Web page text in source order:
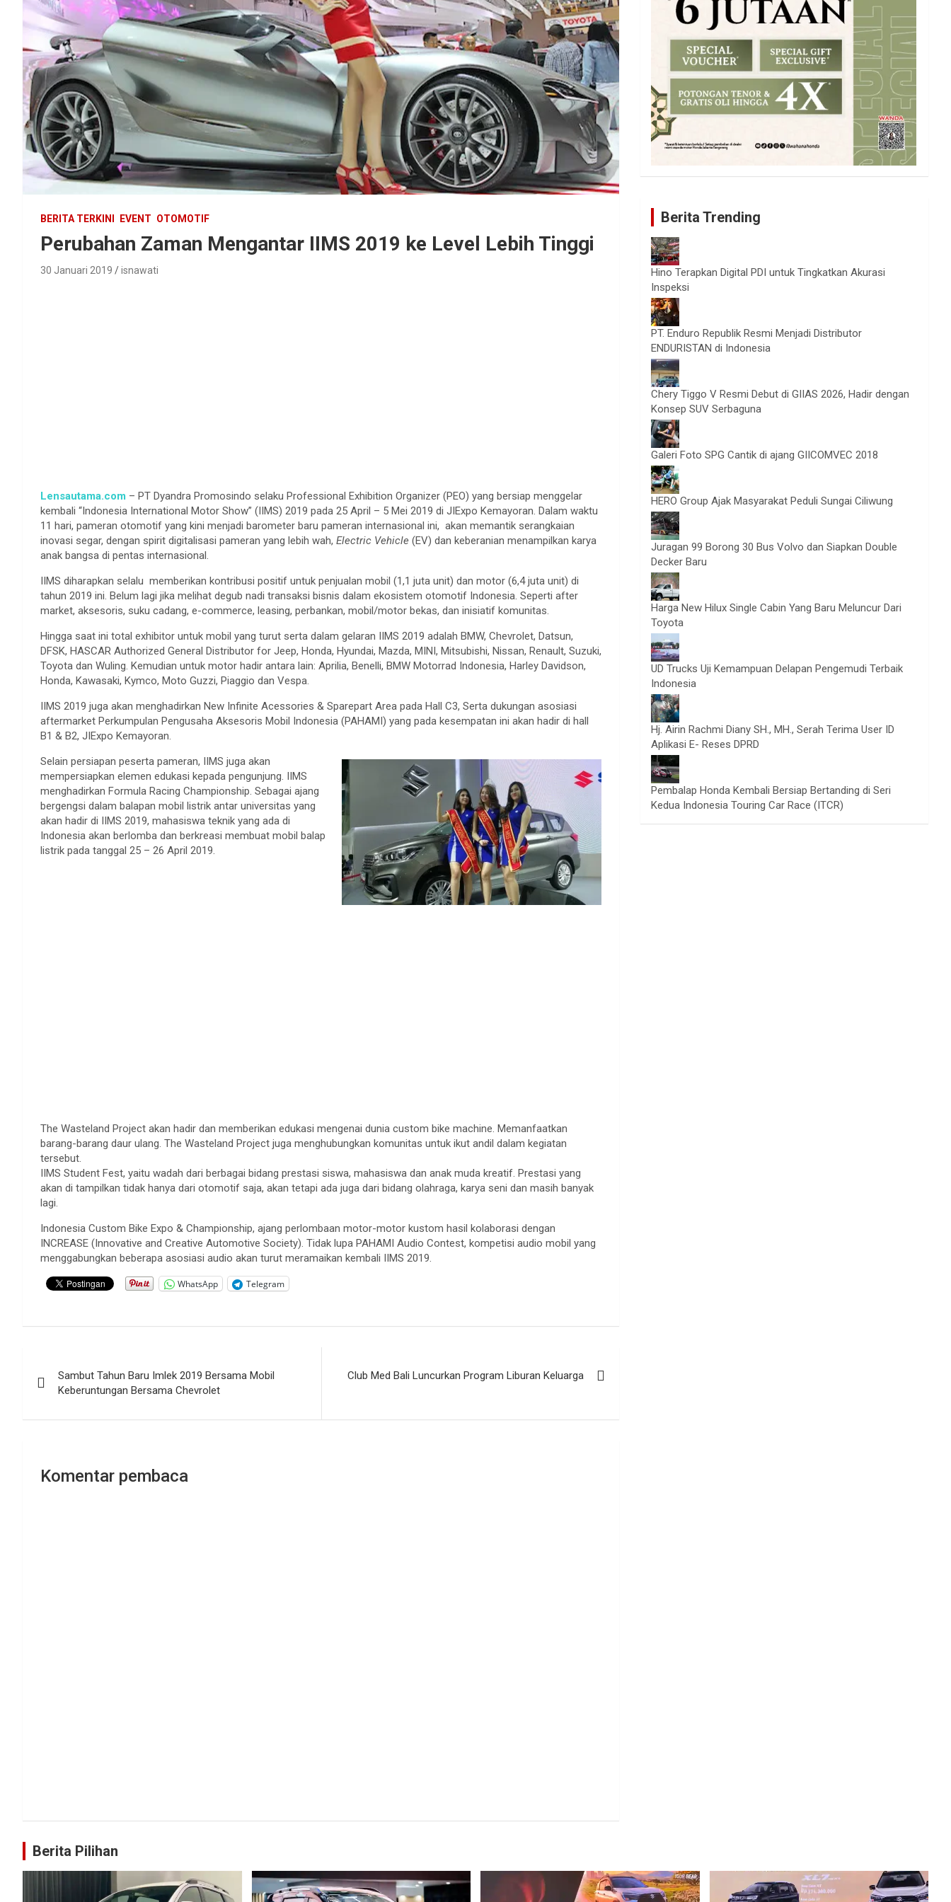
BERITA TERKINI EVENT OTOMOTIF
Perubahan Zaman Mengantar IIMS 2019 ke Level Lebih Tinggi
30 Januari 2019 isnawati
Lensautama.com – PT Dyandra Promosindo selaku Professional Exhibition Organizer (PEO) yang bersiap menggelar
kembali “Indonesia International Motor Show” (IIMS) 2019 pada 25 April – 5 Mei 2019 di JIExpo Kemayoran. Dalam waktu
11 hari, pameran otomotif yang kini menjadi barometer baru pameran internasional ini, akan memantik serangkaian
inovasi segar, dengan spirit digitalisasi pameran yang lebih wah, Electric Vehicle (EV) dan keberanian menampilkan karya
anak bangsa di pentas internasional.
IIMS diharapkan selalu memberikan kontribusi positif untuk penjualan mobil (1,1 juta unit) dan motor (6,4 juta unit) di
tahun 2019 ini. Belum lagi jika melihat degub nadi transaksi bisnis dalam ekosistem otomotif Indonesia. Seperti after
market, aksesoris, suku cadang, e-commerce, leasing, perbankan, mobil/motor bekas, dan inisiatif komunitas.
Hingga saat ini total exhibitor untuk mobil yang turut serta dalam gelaran IIMS 2019 adalah BMW, Chevrolet, Datsun,
DFSK, HASCAR Authorized General Distributor for Jeep, Honda, Hyundai, Mazda, MINI, Mitsubishi, Nissan, Renault, Suzuki,
Toyota dan Wuling. Kemudian untuk motor hadir antara lain: Aprilia, Benelli, BMW Motorrad Indonesia, Harley Davidson,
Honda, Kawasaki, Kymco, Moto Guzzi, Piaggio dan Vespa.
IIMS 2019 juga akan menghadirkan New Infinite Acessories & Sparepart Area pada Hall C3, Serta dukungan asosiasi
aftermarket Perkumpulan Pengusaha Aksesoris Mobil Indonesia (PAHAMI) yang pada kesempatan ini akan hadir di hall
B1 & B2, JIExpo Kemayoran.
Selain persiapan peserta pameran, IIMS juga akan
mempersiapkan elemen edukasi kepada pengunjung. IIMS
menghadirkan Formula Racing Championship. Sebagai ajang
bergengsi dalam balapan mobil listrik antar universitas yang
akan hadir di IIMS 2019, mahasiswa teknik yang ada di
Indonesia akan berlomba dan berkreasi membuat mobil balap
listrik pada tanggal 25 – 26 April 2019.
The Wasteland Project akan hadir dan memberikan edukasi mengenai dunia custom bike machine. Memanfaatkan
barang-barang daur ulang. The Wasteland Project juga menghubungkan komunitas untuk ikut andil dalam kegiatan
tersebut.
IIMS Student Fest, yaitu wadah dari berbagai bidang prestasi siswa, mahasiswa dan anak muda kreatif. Prestasi yang
akan di tampilkan tidak hanya dari otomotif saja, akan tetapi ada juga dari bidang olahraga, karya seni dan masih banyak
lagi.
Indonesia Custom Bike Expo & Championship, ajang perlombaan motor-motor kustom hasil kolaborasi dengan
INCREASE (Innovative and Creative Automotive Society). Tidak lupa PAHAMI Audio Contest, kompetisi audio mobil yang
menggabungkan beberapa asosiasi audio akan turut meramaikan kembali IIMS 2019.
WhatsApp Telegram
pos
Sambut Tahun Baru Imlek 2019 Bersama Mobil
Keberuntungan Bersama Chevrolet
Club Med Bali Luncurkan Program Liburan Keluarga
Komentar pembaca
Berita Trending
Hino Terapkan Digital PDI untuk Tingkatkan Akurasi
Inspeksi
PT. Enduro Republik Resmi Menjadi Distributor
ENDURISTAN di Indonesia
Chery Tiggo V Resmi Debut di GIIAS 2026, Hadir dengan
Konsep SUV Serbaguna
Galeri Foto SPG Cantik di ajang GIICOMVEC 2018
HERO Group Ajak Masyarakat Peduli Sungai Ciliwung
Juragan 99 Borong 30 Bus Volvo dan Siapkan Double
Decker Baru
Harga New Hilux Single Cabin Yang Baru Meluncur Dari
Toyota
UD Trucks Uji Kemampuan Delapan Pengemudi Terbaik
Indonesia
Hj. Airin Rachmi Diany SH., MH., Serah Terima User ID
Aplikasi E- Reses DPRD
Pembalap Honda Kembali Bersiap Bertanding di Seri
Kedua Indonesia Touring Car Race (ITCR)
Berita Pilihan